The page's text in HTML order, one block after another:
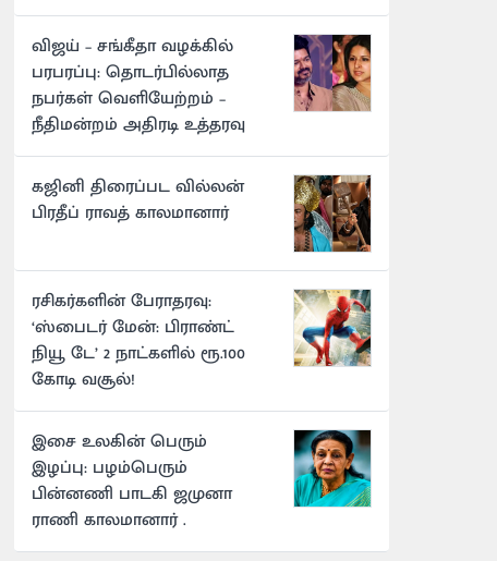
விஜய் – சங்கீதா வழக்கில்
பரபரப்பு: தொடர்பில்லாத
நபர்கள் வெளியேற்றம் –
நீதிமன்றம் அதிரடி உத்தரவு
கஜினி திரைப்பட வில்லன்
பிரதீப் ராவத் காலமானார்
ரசிகர்களின் பேராதரவு:
‘ஸ்பைடர் மேன்: பிராண்ட்
நியூ டே’ 2 நாட்களில் ரூ.100
கோடி வசூல்!
இசை உலகின் பெரும்
இழப்பு: பழம்பெரும்
பின்னணி பாடகி ஜமுனா
ராணி காலமானார் .